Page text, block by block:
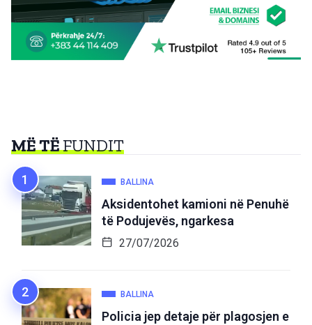
MË TËFUNDIT
BALLINA
Aksidentohet kamioni në Penuhë
të Podujevës, ngarkesa
27/07/2026
BALLINA
Policia jep detaje për plagosjen e